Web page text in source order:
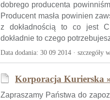
dobrego producenta
Producent masła powinien
z dokładnością to co jest
dokładnie to czego
Data dodania: 30 09 2014 · szczegóły
Korporacja Kurierska
Zapraszamy Państwa do